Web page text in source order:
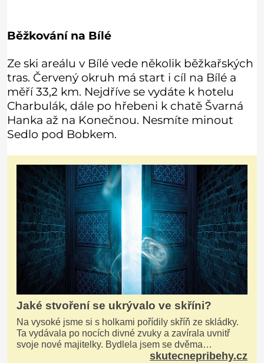
Běžkování na Bílé
Ze ski areálu v Bílé vede několik běžkařských
tras. Červený okruh má start i cíl na Bílé a
měří 33,2 km. Nejdříve se vydáte k hotelu
Charbulák, dále po hřebeni k chatě Švarná
Hanka až na Konečnou. Nesmíte minout
Sedlo pod Bobkem.
Jaké stvoření se ukrývalo ve skříni?
Na vysoké jsme si s holkami pořídily skříň ze skládky.
Ta vydávala po nocích divné zvuky a zavírala uvnitř
svoje nové majitelky. Bydlela jsem se dvěma
kamarádkami a bavilo nás zvelebovat si náš byt. Skoro
skutecnepribehy.cz